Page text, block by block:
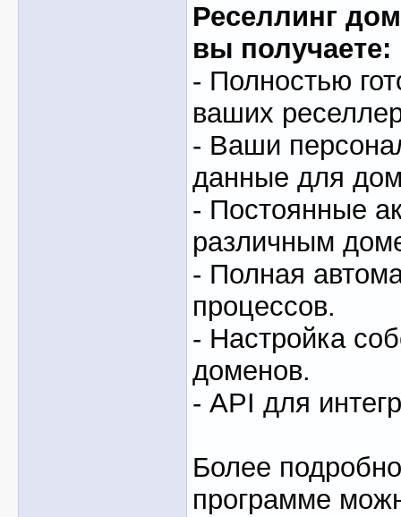
Реселлинг
вы получаете:
- Полностью
ваших
- Ваши
данные для
- Постоянные
различным
- Полная
процессов.
- Настройка
доменов.
- API для
Более
программе